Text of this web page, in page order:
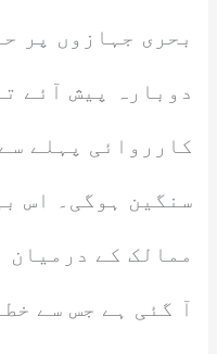
بحری جہازوں پر
دوبارہ پیش آئے
کارروائی پہلے
سنگین ہوگی۔ اس
ممالک کے
آ گئی ہے جس سے